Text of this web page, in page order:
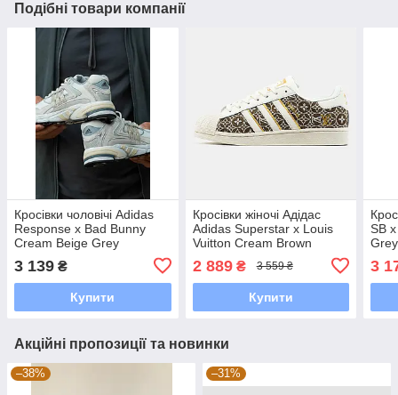
Подібні товари компанії
Кросівки чоловічі Adidas
Response x Bad Bunny
Cream Beige Grey
3 139 ₴
Купити
Кросівки жіночі Адідас
Adidas Superstar x Louis
Vuitton Cream Brown
2 889₴ 3 559 ₴
Купити
SB
3
Акційні пропозиції та новинки
–38% –31%